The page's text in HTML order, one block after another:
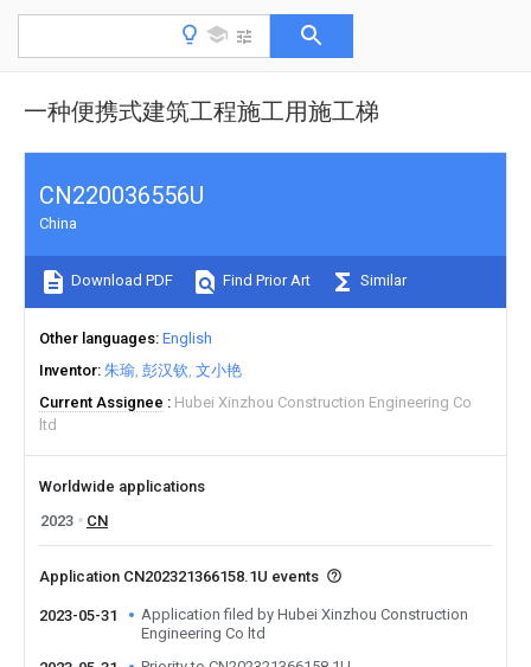
一种便携式建筑工程施工用施工梯
CN220036556U
China
Download PDF Find Prior Art Similar
Other languages English
Inventor 朱瑜 彭汉钦 文小艳
Current Assignee
Hubei Xinzhou Construction Engineering Co
ltd
Worldwide applications
2023
CN
Application CN202321366158.1U events
2023-05-31
Application filed by Hubei Xinzhou Construction
Engineering Co ltd